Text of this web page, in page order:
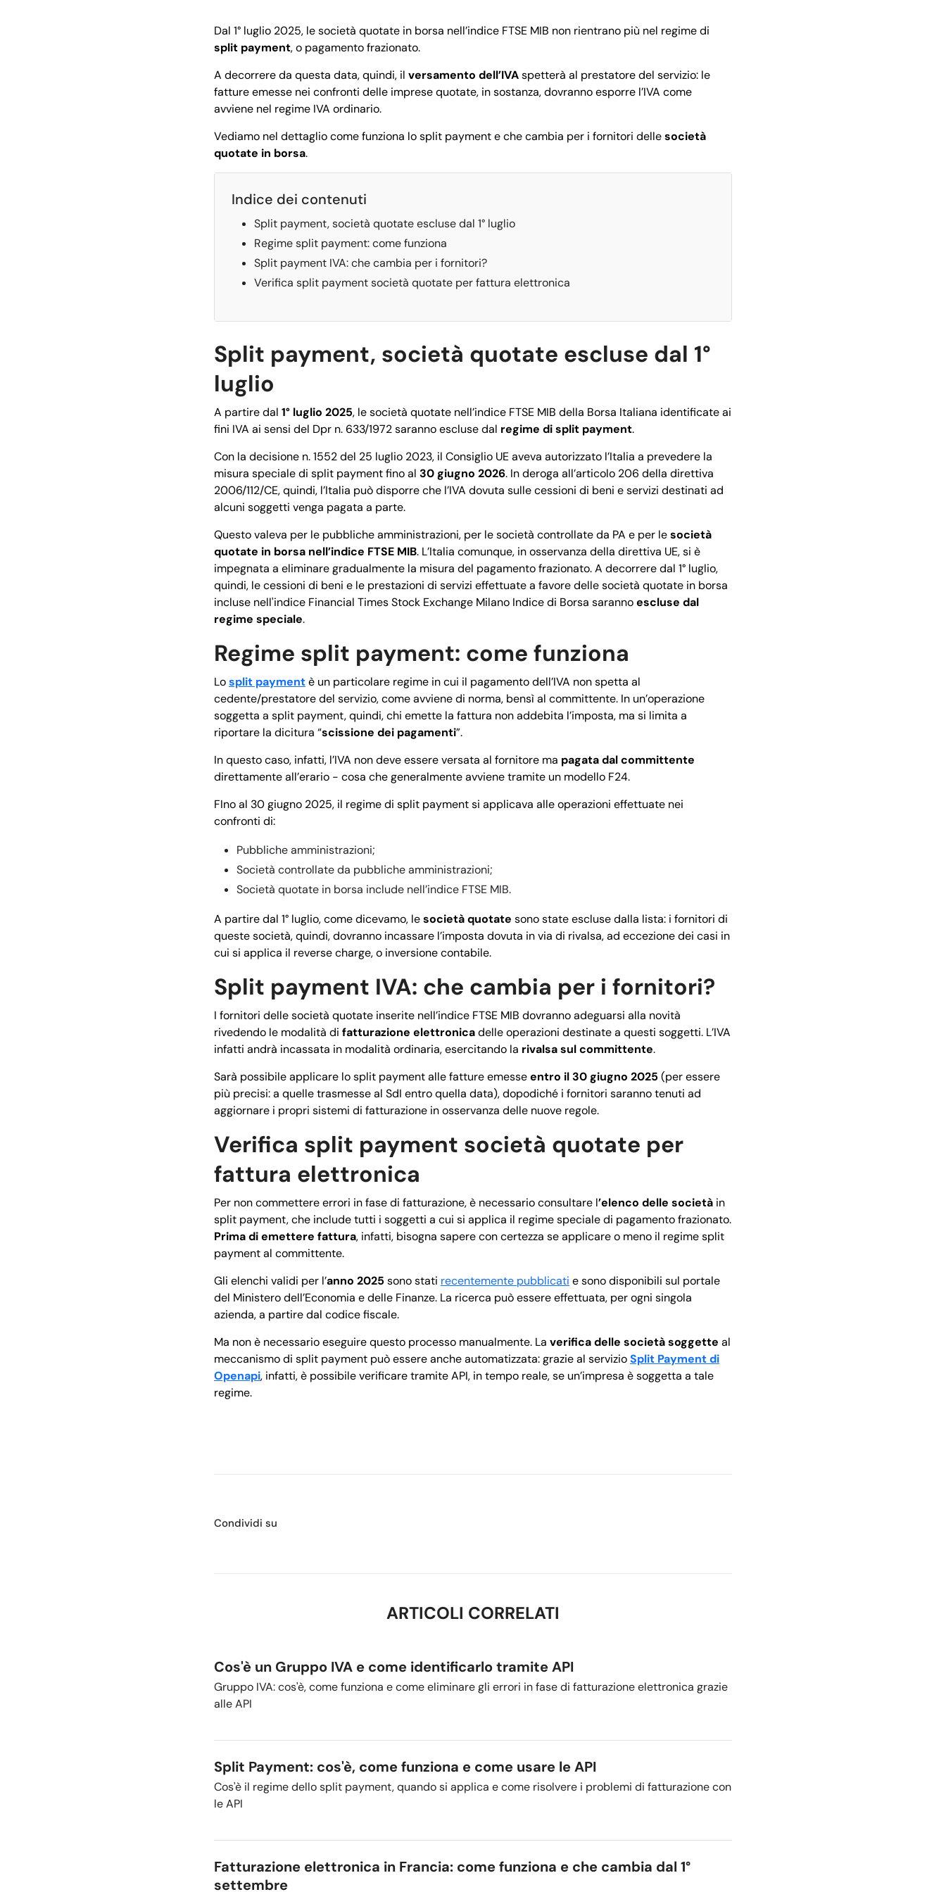
Dal 1° luglio 2025, le società quotate in borsa nell’indice FTSE MIB non rientrano più nel regime di
split payment, o pagamento frazionato.
A decorrere da questa data, quindi, il versamento dell’IVAspetterà al prestatore del servizio: le
fatture emesse nei confronti delle imprese quotate, in sostanza, dovranno esporre l’IVA come
avviene nel regime IVA ordinario.
Vediamo nel dettaglio come funziona lo split payment e che cambia per i fornitori dellesocietà
quotate in borsa.
Indice dei contenuti
Split payment, società quotate escluse dal 1° luglio
Regime split payment: come funziona
Split payment IVA: che cambia per i fornitori?
Verifica split payment società quotate per fattura elettronica
Split payment, società quotate escluse dal 1°
luglio
A partire dal 1° luglio 2025, le società quotate nell’indice FTSE MIB della Borsa Italiana identificate ai
fini IVA ai sensi del Dpr n. 633/1972 saranno escluse dal regime di split payment.
Con la decisione n. 1552 del 25 luglio 2023, il Consiglio UE aveva autorizzato l’Italia a prevedere la
misura speciale di split payment fino al 30 giugno 2026. In deroga all’articolo 206 della direttiva
2006/112/CE, quindi, l’Italia può disporre che l’IVA dovuta sulle cessioni di beni e servizi destinati ad
alcuni soggetti venga pagata a parte.
Questo valeva per le pubbliche amministrazioni, per le società controllate da PA e per lesocietà
quotate in borsa nell’indice FTSE MIB. L’Italia comunque, in osservanza della direttiva UE, si è
impegnata a eliminare gradualmente la misura del pagamento frazionato. A decorrere dal 1° luglio,
quindi, le cessioni di beni e le prestazioni di servizi effettuate a favore delle società quotate in borsa
incluse nell'indice Financial Times Stock Exchange Milano Indice di Borsa sarannoescluse dal
regime speciale.
Regime split payment: come funziona
Losplit paymentè un particolare regime in cui il pagamento dell’IVA non spetta al
cedente/prestatore del servizio, come avviene di norma, bensì al committente. In un’operazione
soggetta a split payment, quindi, chi emette la fattura non addebita l’imposta, ma si limita a
riportare la dicitura “scissione dei pagamenti”.
In questo caso, infatti, l’IVA non deve essere versata al fornitore ma pagata dal committente
direttamente all’erario - cosa che generalmente avviene tramite un modello F24.
FIno al 30 giugno 2025, il regime di split payment si applicava alle operazioni effettuate nei
confronti di:
Pubbliche amministrazioni;
Società controllate da pubbliche amministrazioni;
Società quotate in borsa include nell’indice FTSE MIB.
A partire dal 1° luglio, come dicevamo, lesocietà quotate sono state escluse dalla lista: i fornitori di
queste società, quindi, dovranno incassare l’imposta dovuta in via di rivalsa, ad eccezione dei casi in
cui si applica il reverse charge, o inversione contabile.
Split payment IVA: che cambia per i fornitori?
I fornitori delle società quotate inserite nell’indice FTSE MIB dovranno adeguarsi alla novità
rivedendo le modalità di fatturazione elettronicadelle operazioni destinate a questi soggetti. L’IVA
infatti andrà incassata in modalità ordinaria, esercitando la rivalsa sul committente.
Sarà possibile applicare lo split payment alle fatture emesseentro il 30 giugno 2025 (per essere
più precisi: a quelle trasmesse al SdI entro quella data), dopodiché i fornitori saranno tenuti ad
aggiornare i propri sistemi di fatturazione in osservanza delle nuove regole.
Verifica split payment società quotate per
fattura elettronica
Per non commettere errori in fase di fatturazione, è necessario consultare l’elenco delle società in
split payment, che include tutti i soggetti a cui si applica il regime speciale di pagamento frazionato.
Prima di emettere fattura, infatti, bisogna sapere con certezza se applicare o meno il regime split
payment al committente.
Gli elenchi validi per l’anno 2025 sono stati recentemente pubblicati e sono disponibili sul portale
del Ministero dell’Economia e delle Finanze. La ricerca può essere effettuata, per ogni singola
azienda, a partire dal codice fiscale.
Ma non è necessario eseguire questo processo manualmente. La verifica delle società soggette al
meccanismo di split payment può essere anche automatizzata: grazie al servizioSplit Payment di
Openapi, infatti, è possibile verificare tramite API, in tempo reale, se un’impresa è soggetta a tale
regime.
Condividi su
ARTICOLI CORRELATI
Cos'è un Gruppo IVA e come identificarlo tramite API
Gruppo IVA: cos'è, come funziona e come eliminare gli errori in fase di fatturazione elettronica grazie
alle API
Split Payment: cos'è, come funziona e come usare le API
Cos'è il regime dello split payment, quando si applica e come risolvere i problemi di fatturazione con
le API
Fatturazione elettronica in Francia: come funziona e che cambia dal 1°
settembre